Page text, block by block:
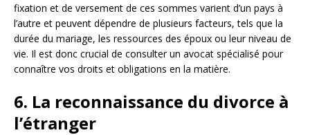
fixation et de versement de ces sommes varient d’un pays à
l’autre et peuvent dépendre de plusieurs facteurs, tels que la
durée du mariage, les ressources des époux ou leur niveau de
vie. Il est donc crucial de consulter un avocat spécialisé pour
connaître vos droits et obligations en la matière.
6. La reconnaissance du divorce à
l’étranger